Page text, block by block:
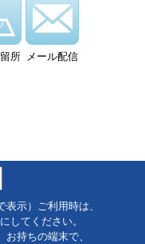
所 メール配信
示）ご利用時は、
してください。
持ちの端末で、